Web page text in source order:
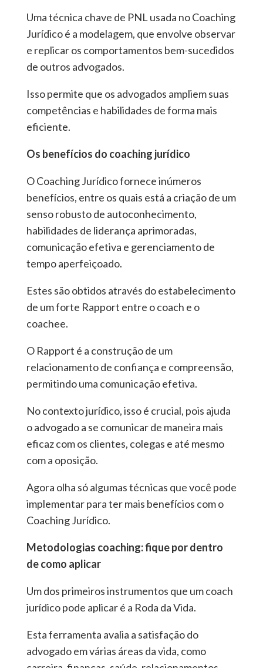
Uma técnica chave de PNL usada no Coaching
Jurídico é a modelagem, que envolve observar
e replicar os comportamentos bem-sucedidos
de outros advogados.
Isso permite que os advogados ampliem suas
competências e habilidades de forma mais
eficiente.
Os benefícios do coaching jurídico
O Coaching Jurídico fornece inúmeros
benefícios, entre os quais está a criação de um
senso robusto de autoconhecimento,
habilidades de liderança aprimoradas,
comunicação efetiva e gerenciamento de
tempo aperfeiçoado.
Estes são obtidos através do estabelecimento
de um forte Rapport entre o coach e o
coachee.
O Rapport é a construção de um
relacionamento de confiança e compreensão,
permitindo uma comunicação efetiva.
No contexto jurídico, isso é crucial, pois ajuda
o advogado a se comunicar de maneira mais
eficaz com os clientes, colegas e até mesmo
com a oposição.
Agora olha só algumas técnicas que você pode
implementar para ter mais benefícios com o
Coaching Jurídico.
Metodologias coaching: fique por dentro
de como aplicar
Um dos primeiros instrumentos que um coach
jurídico pode aplicar é a Roda da Vida.
Esta ferramenta avalia a satisfação do
advogado em várias áreas da vida, como